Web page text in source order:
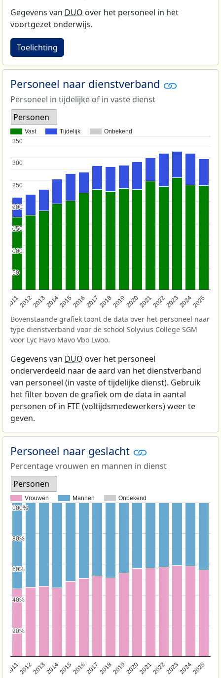
Gegevens van DUO over het personeel in het
voortgezet onderwijs.
Toelichting
Personeel naar dienstverband
Personeel in tijdelijke of in vaste dienst
Personen
Vast Tijdelijk Onbekend
201120122013201420152016201720182019202020212022202320242025
50
50
100
100
150
150
200
200
250
250
300
300
350
350
Bovenstaande grafiek toont de data over het personeel naar
type dienstverband voor de school Solyvius College SGM
voor Lyc Havo Mavo Vbo Lwoo.
Gegevens van DUO over het personeel
onderverdeeld naar de aard van het dienstverband
van personeel (in vaste of tijdelijke dienst). Gebruik
het filter boven de grafiek om de data in aantal
personen of in FTE (voltijdsmedewerkers) weer te
geven.
Personeel naar geslacht
Percentage vrouwen en mannen in dienst
Personen
Vrouwen Mannen Onbekend
201120122013201420152016201720182019202020212022202320242025
20%
20%
40%
40%
60%
60%
80%
80%
100%
100%